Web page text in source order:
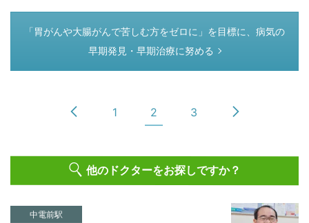
つぎのページ
「胃がんや大腸がんで苦しむ方をゼロに」を目標に、病気の
早期発見・早期治療に努める
1 2 3
他のドクターをお探しですか？
中電前駅